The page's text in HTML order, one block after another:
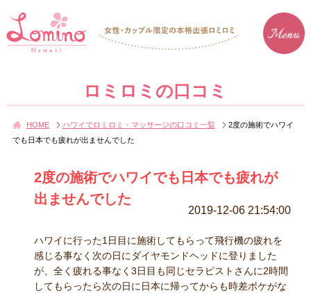
ロミロミの口コミ
HOME ハワイでロミロミ・マッサージの口コミ一覧
2度の施術でハワイ
でも日本でも疲れが出ませんでした
2度の施術でハワイでも日本でも疲れが
出ませんでした
2019-12-06 21:54:00
ハワイに行った1日目に施術してもらって飛行機の疲れを
感じる事なく次の日にダイヤモンドヘッドに登りました
が、全く疲れる事なく3日目も同じセラピストさんに2時間
してもらったら次の日に日本に帰ってからも時差ボケがな